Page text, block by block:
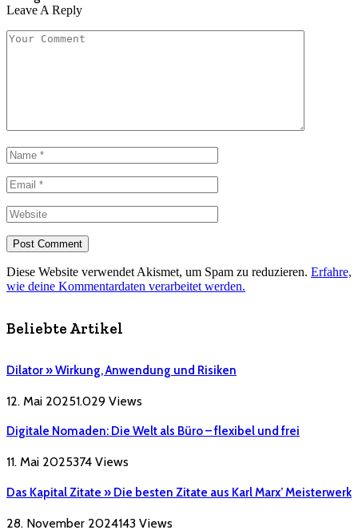
Leave A Reply
Diese Website verwendet Akismet, um Spam zu reduzieren. Erfahre,
wie deine Kommentardaten verarbeitet werden.
Beliebte Artikel
Dilator » Wirkung, Anwendung und Risiken
12. Mai 20251.029 Views
Digitale Nomaden: Die Welt als Büro – flexibel und frei
11. Mai 2025374 Views
Das Kapital Zitate » Die besten Zitate aus Karl Marx’ Meisterwerk
28. November 2024143 Views